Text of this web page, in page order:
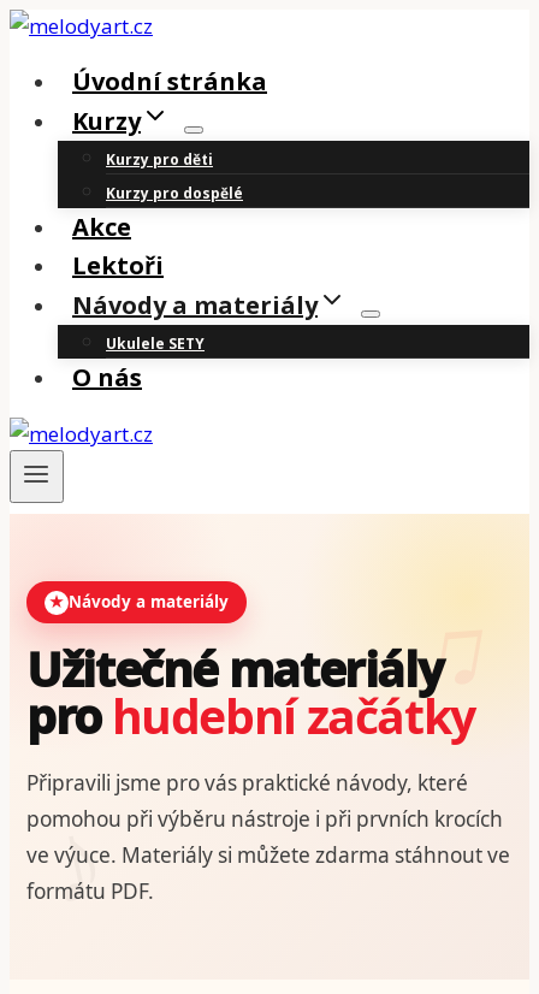
Přeskočit
obsah
Úvodní stránka
Kurzy
Kurzy pro děti
Kurzy pro dospělé
Akce
Lektoři
Návody a materiály
Ukulele SETY
O nás
★ Návody a materiály
Užitečné materiály
prohudební začátky
Připravili jsme pro vás praktické návody, které
pomohou při výběru nástroje i při prvních krocích
ve výuce. Materiály si můžete zdarma stáhnout ve
formátu PDF.